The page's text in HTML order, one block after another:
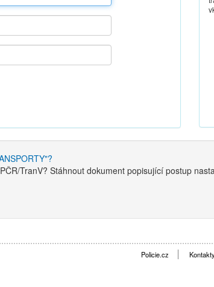
TranV? Stáhnout dokument popisující postup
Policie.cz